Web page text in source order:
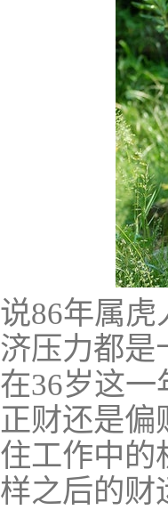
说86年属
济压力都是
在36岁这
正财还是偏
住工作中的
样之后的财